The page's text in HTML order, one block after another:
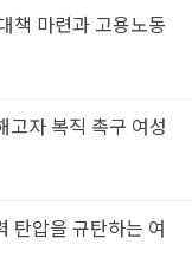
책 마련과 고용노동
고자 복직 촉구 여성
탄압을 규탄하는 여